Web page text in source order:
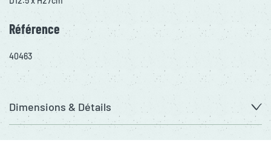
Référence
40463
Dimensions & Détails